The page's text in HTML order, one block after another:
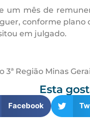
um mês de
conforme
em julgado.
Região Minas
Esta
Facebook